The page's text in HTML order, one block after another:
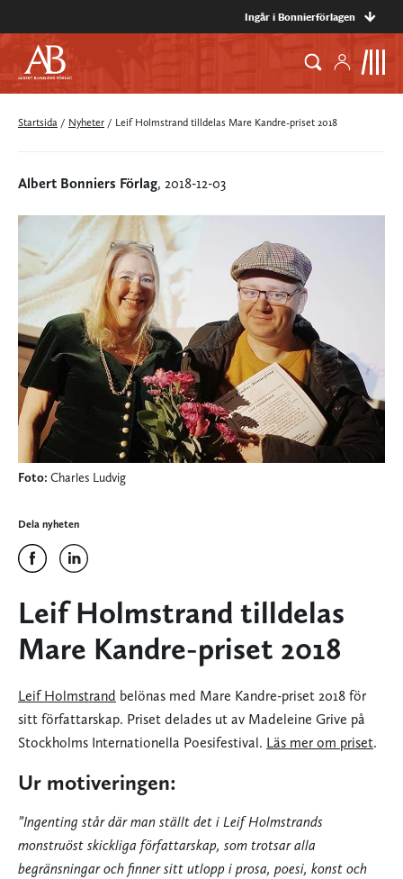
Ingår i Bonnierförlagen
Startsida / Nyheter / Leif Holmstrand tilldelas Mare Kandre-priset 2018
Albert Bonniers Förlag, 2018-12-03
Foto: Charles Ludvig
Dela nyheten
Leif Holmstrand tilldelas
Mare Kandre-priset 2018
Leif Holmstrand belönas med Mare Kandre-priset 2018 för
sitt författarskap. Priset delades ut av Madeleine Grive på
Stockholms Internationella Poesifestival. Läs mer om priset.
Ur motiveringen:
”Ingenting står där man ställt det i Leif Holmstrands
monstruöst skickliga författarskap, som trotsar alla
begränsningar och finner sitt utlopp i prosa, poesi, konst och